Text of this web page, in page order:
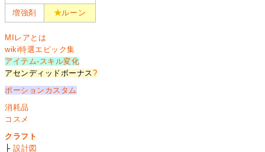
増強剤 ★ルーン
MIレアとは
wiki特選エピック集
アイテム-スキル変化
アセンディッドボーナス ?
ポーションカスタム
消耗品
コスメ
クラフト
├設計図